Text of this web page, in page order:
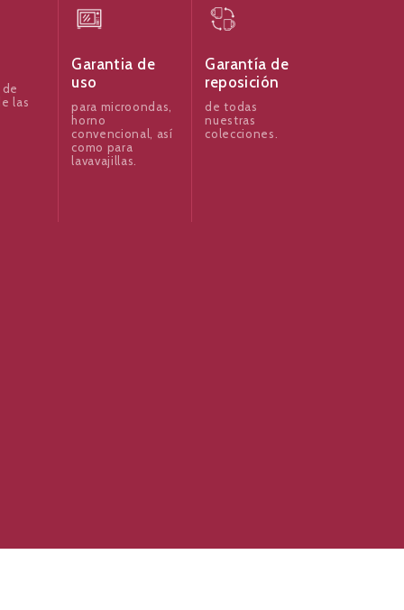
las
Garantia de
uso
para microondas,
horno
convencional, así
como para
lavavajillas.
Garantía de
reposición
de todas
nuestras
colecciones.